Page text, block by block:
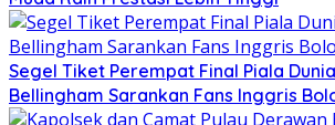
Segel Tiket Perempat Final Piala
Bellingham Sarankan Fans Inggris